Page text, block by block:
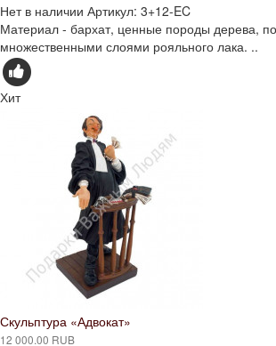
Нет в наличии Артикул: 3+12-EC
Материал - бархат, ценные породы дерева,
множественными слоями рояльного лака. ..
Хит
Скульптура «Адвокат»
12 000.00 RUB